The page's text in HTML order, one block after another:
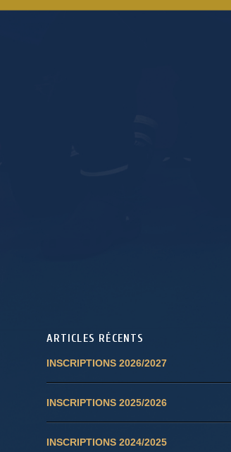
ARTICLES RÉCENTS
INSCRIPTIONS 2026/2027
INSCRIPTIONS 2025/2026
INSCRIPTIONS 2024/2025